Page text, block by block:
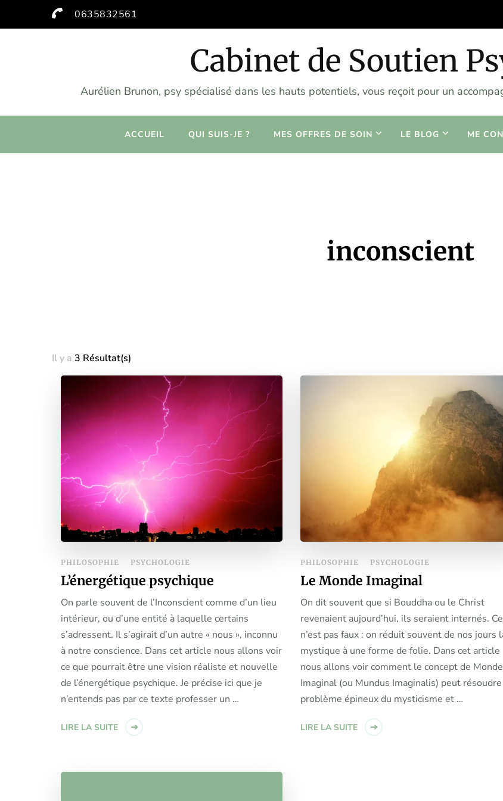
0635832561
Cabinet de Soutien
Aurélien Brunon, psy spécialisé dans les hauts potentiels, vous reçoit pour un
ACCUEIL QUI SUIS-JE ? MES OFFRES DE SOIN LE BLOG ME
inconscient
Il y a 3 Résultat(s)
PHILOSOPHIE PSYCHOLOGIE
L’énergétique psychique
On parle souvent de l’Inconscient comme d’un lieu
intérieur, ou d’une entité à laquelle certains
s’adressent. Il s’agirait d’un autre « nous », inconnu
à notre conscience. Dans cet article nous allons voir
ce que pourrait être une vision réaliste et nouvelle
de l’énergétique psychique. Je précise ici que je
n’entends pas par ce texte professer un …
LIRE LA SUITE
PHILOSOPHIE PSYCHOLOGIE
Le Monde Imaginal
On dit souvent que si Bouddha ou le Christ
revenaient aujourd’hui, ils seraient internés. Ce
n’est pas faux : on réduit souvent de nos jours
mystique à une forme de folie. Dans cet article
nous allons voir comment le concept de Monde
Imaginal (ou Mundus Imaginalis) peut
problème épineux du mysticisme et …
LIRE LA SUITE